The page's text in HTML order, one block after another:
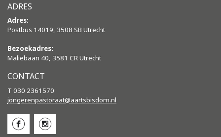
ADRES
Adres:
Postbus 14019, 3508 SB Utrecht
Bezoekadres:
Maliebaan 40, 3581 CR Utrecht
CONTACT
T 030 2361570
jongerenpastoraat@aartsbisdom.nl